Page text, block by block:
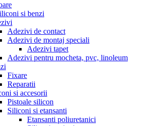
si benzi
Adezivi de contact
Adezivi de montaj speciali
Adezivi tapet
Adezivi pentru mocheta, pvc, linoleum
Fixare
Reparatii
si accesorii
Pistoale silicon
Siliconi si etansanti
Etansanti poliuretanici